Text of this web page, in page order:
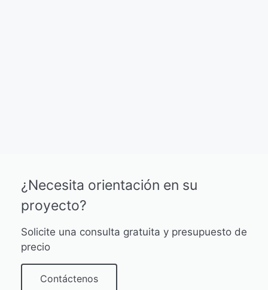
¿Necesita orientación en su
proyecto?
Solicite una consulta gratuita y presupuesto de
precio
Contáctenos